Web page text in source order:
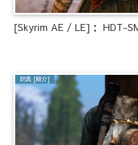
[Skyrim AE / LE]： HDT-
防具 [紹介]